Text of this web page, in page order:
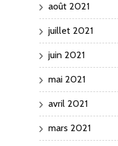
août 2021
juillet 2021
juin 2021
mai 2021
avril 2021
mars 2021